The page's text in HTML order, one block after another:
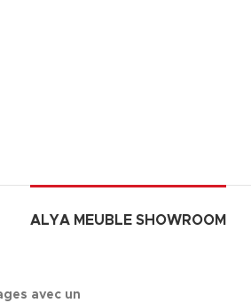
ALYA MEUBLE SHOWROOM
avec un